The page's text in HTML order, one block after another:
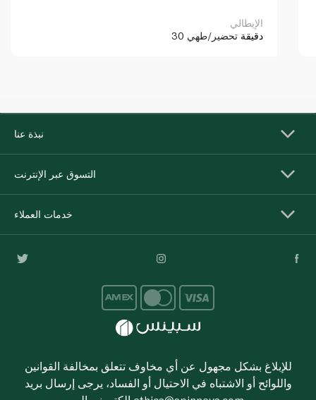
الإيطالي
30 دقيقة تحضير/طهي
نبذة عنا
التسوق عبر الإنترنت
خدمات العملاء
للإبلاغ بشكل مجهول عن أي مخاوف تتعلق بمخالفة القوانين
واللوائح أو الاشتباه في الاحتيال أو الفساد، يرجى إرسال بريد